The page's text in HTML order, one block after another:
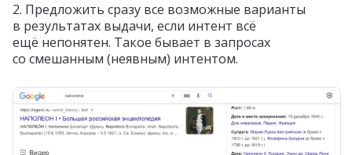
2. Предложить сразу все возможные варианты
в результатах выдачи, если интент всё
ещё непонятен. Такое бывает в запросах
со смешанным (неявным) интентом.